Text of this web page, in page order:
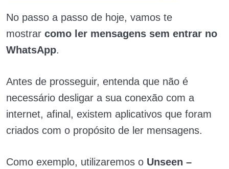
No passo a passo de hoje, vamos te
mostrar como ler mensagens sem entrar no
WhatsApp.
Antes de prosseguir, entenda que não é
necessário desligar a sua conexão com a
internet, afinal, existem aplicativos que foram
criados com o propósito de ler mensagens.
Como exemplo, utilizaremos o Unseen –